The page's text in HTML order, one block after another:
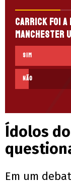
Carrick foi a
Manchester
Sim
Não
Ídolos
Em um